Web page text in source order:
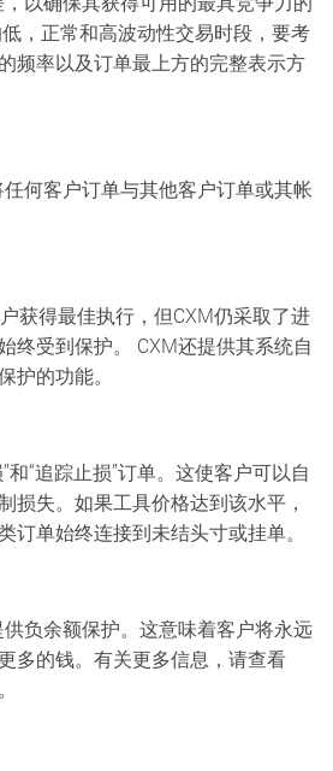
，正常和高波动性交易时段，要考
频率以及订单最上方的完整表示方
何客户订单与其他客户订单或其帐
获得最佳执行，但CXM仍采取了进
终受到保护。 CXM还提供其系统自
护的功能。
和“追踪止损”订单。这使客户可以自
损失。如果工具价格达到该水平，
订单始终连接到未结头寸或挂单。
负余额保护。这意味着客户将永远
多的钱。有关更多信息，请查看